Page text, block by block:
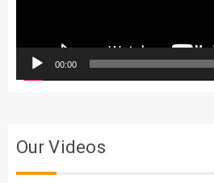
00:00
Our Videos